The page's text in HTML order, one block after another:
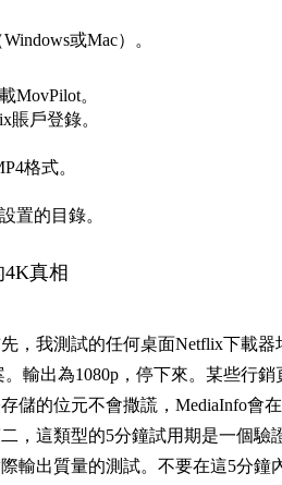
或Mac）。
MovPilot。
賬戶登錄。
格式。
置的目錄。
真相
，我測試的任何桌面Netflix下載器
輸出為1080p，停下來。某些行銷
儲的位元不會撒謊，MediaInfo會在
，這類型的5分鐘試用期是一個驗
輸出質量的測試。不要在這5分鐘